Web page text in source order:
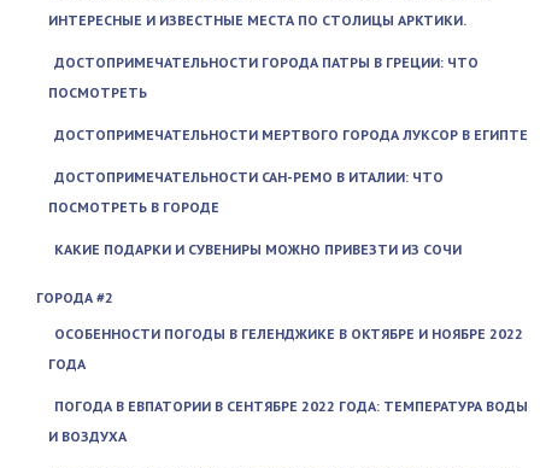
ИНТЕРЕСНЫЕ И ИЗВЕСТНЫЕ МЕСТА ПО СТОЛИЦЫ АРКТИКИ.
ДОСТОПРИМЕЧАТЕЛЬНОСТИ ГОРОДА ПАТРЫ В ГРЕЦИИ: ЧТО
ПОСМОТРЕТЬ
ДОСТОПРИМЕЧАТЕЛЬНОСТИ МЕРТВОГО ГОРОДА ЛУКСОР В ЕГИПТЕ
ДОСТОПРИМЕЧАТЕЛЬНОСТИ САН-РЕМО В ИТАЛИИ: ЧТО
ПОСМОТРЕТЬ В ГОРОДЕ
КАКИЕ ПОДАРКИ И СУВЕНИРЫ МОЖНО ПРИВЕЗТИ ИЗ СОЧИ
ГОРОДА #2
ОСОБЕННОСТИ ПОГОДЫ В ГЕЛЕНДЖИКЕ В ОКТЯБРЕ И НОЯБРЕ 2022
ГОДА
ПОГОДА В ЕВПАТОРИИ В СЕНТЯБРЕ 2022 ГОДА: ТЕМПЕРАТУРА ВОДЫ
И ВОЗДУХА